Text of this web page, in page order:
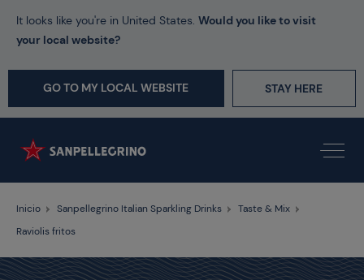
It looks like you're in United States. Would you like to visit
your local website?
GO TO MY LOCAL WEBSITE STAY HERE
Inicio Sanpellegrino Italian Sparkling Drinks
Taste & Mix
Raviolis fritos